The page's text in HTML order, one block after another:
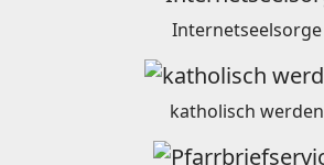
Internetseelsorge
katholisch werden